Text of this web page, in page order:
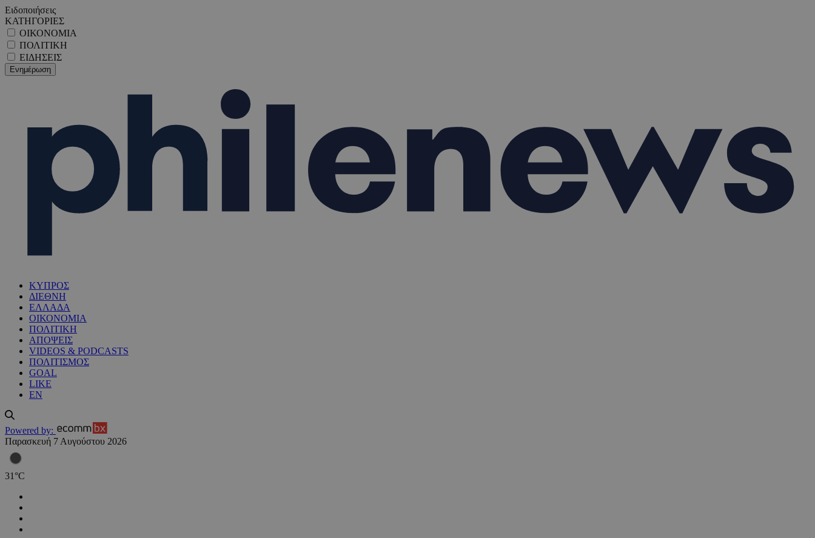
Ειδοποιήσεις
ΚΑΤΗΓΟΡΙΕΣ
ΟΙΚΟΝΟΜΙΑ
ΠΟΛΙΤΙΚΗ
ΕΙΔΗΣΕΙΣ
ΚΥΠΡΟΣ
ΔΙΕΘΝΗ
ΕΛΛΑΔΑ
ΟΙΚΟΝΟΜΙΑ
ΠΟΛΙΤΙΚΗ
ΑΠΟΨΕΙΣ
VIDEOS & PODCASTS
ΠΟΛΙΤΙΣΜΟΣ
GOAL
LIKE
EN
Powered by:
Παρασκευή 7 Αυγούστου 2026
31 °C